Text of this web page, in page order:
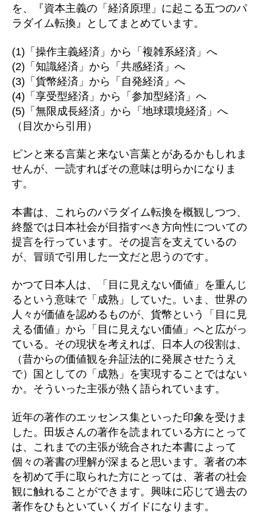
を、『資本主義の「経済原理」に起こる五つのパ
ラダイム転換』としてまとめています。
(1)「操作主義経済」から「複雑系経済」へ
(2)「知識経済」から「共感経済」へ
(3)「貨幣経済」から「自発経済」へ
(4)「享受型経済」から「参加型経済」へ
(5)「無限成長経済」から「地球環境経済」へ
（目次から引用）
ピンと来る言葉と来ない言葉とがあるかもしれま
せんが、一読すればその意味は明らかになりま
す。
本書は、これらのパラダイム転換を概観しつつ、
終盤では日本社会が目指すべき方向性についての
提言を行っています。その提言を支えているの
が、冒頭で引用した一文だと思うのです。
かつて日本人は、「目に見えない価値」を重んじ
るという意味で「成熟」していた。いま、世界の
人々が価値を認めるものが、貨幣という「目に見
える価値」から「目に見えない価値」へと広がっ
ている。その現状を考えれば、日本人の役割は、
（昔からの価値観を弁証法的に発展させたうえ
で）国としての「成熟」を実現することではない
か。そういった主張が熱く語られています。
近年の著作のエッセンス集といった印象を受けま
した。田坂さんの著作を読まれている方にとって
は、これまでの主張が統合された本書によって
個々の著書の理解が深まると思います。著者の本
を初めて手に取られた方にとっては、著者の社会
観に触れることができます。興味に応じて過去の
著作をひもといていくガイドになります。